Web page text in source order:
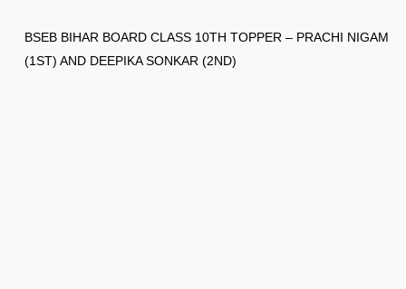
BSEB BIHAR BOARD CLASS 10TH TOPPER – PRACHI NIGAM
(1ST) AND DEEPIKA SONKAR (2ND)